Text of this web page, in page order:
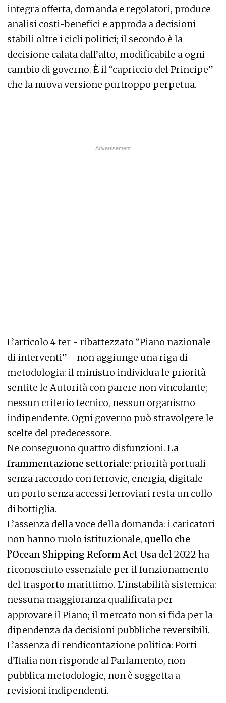
integra offerta, domanda e regolatori, produce
analisi costi-benefici e approda a decisioni
stabili oltre i cicli politici; il secondo è la
decisione calata dall’alto, modificabile a ogni
cambio di governo. È il “capriccio del Principe”
che la nuova versione purtroppo perpetua.
L’articolo 4 ter - ribattezzato “Piano nazionale
di interventi” - non aggiunge una riga di
metodologia: il ministro individua le priorità
sentite le Autorità con parere non vincolante;
nessun criterio tecnico, nessun organismo
indipendente. Ogni governo può stravolgere le
scelte del predecessore.
Ne conseguono quattro disfunzioni. La
frammentazione settoriale: priorità portuali
senza raccordo con ferrovie, energia, digitale —
un porto senza accessi ferroviari resta un collo
di bottiglia.
L’assenza della voce della domanda: i caricatori
non hanno ruolo istituzionale, quello che
l’Ocean Shipping Reform Act Usa del 2022 ha
riconosciuto essenziale per il funzionamento
del trasporto marittimo. L’instabilità sistemica:
nessuna maggioranza qualificata per
approvare il Piano; il mercato non si fida per la
dipendenza da decisioni pubbliche reversibili.
L’assenza di rendicontazione politica: Porti
d’Italia non risponde al Parlamento, non
pubblica metodologie, non è soggetta a
revisioni indipendenti.